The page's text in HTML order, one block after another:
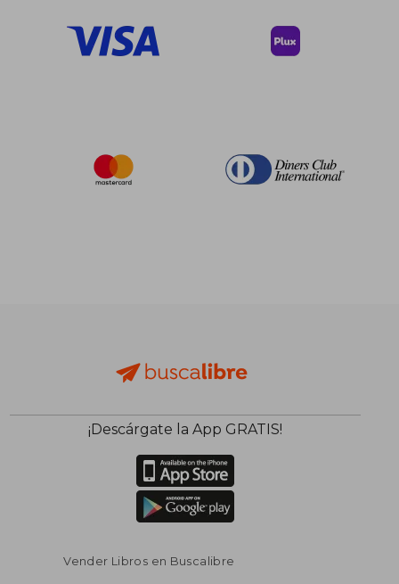
40%
$ 195.52
40%
dcto.
¡Descárgate la App GRATIS!
Vender Libros en Buscalibre